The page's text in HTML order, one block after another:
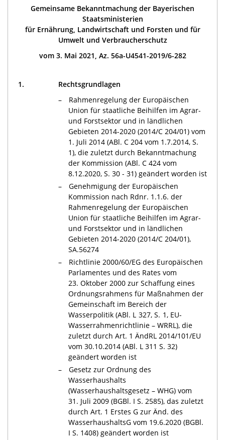
Gemeinsame Bekanntmachung der Bayerischen
Staatsministerien
für Ernährung, Landwirtschaft und Forsten und für
Umwelt und Verbraucherschutz
vom 3. Mai 2021, Az. 56a-U4541-2019/6-282
1.
Rechtsgrundlagen
Rahmenregelung der Europäischen
Union für staatliche Beihilfen im Agrar-
und Forstsektor und in ländlichen
Gebieten 2014-2020 (2014/C 204/01) vom
1. Juli 2014 (ABl. C 204 vom 1.7.2014, S.
1), die zuletzt durch Bekanntmachung
der Kommission (ABl. C 424 vom
8.12.2020, S. 30 - 31) geändert worden ist
Genehmigung der Europäischen
Kommission nach Rdnr. 1.1.6. der
Rahmenregelung der Europäischen
Union für staatliche Beihilfen im Agrar-
und Forstsektor und in ländlichen
Gebieten 2014-2020 (2014/C 204/01),
SA.56274
Richtlinie 2000/60/EG des Europäischen
Parlamentes und des Rates vom
23. Oktober 2000 zur Schaffung eines
Ordnungsrahmens für Maßnahmen der
Gemeinschaft im Bereich der
Wasserpolitik (ABl. L 327, S. 1, EU-
Wasserrahmenrichtlinie – WRRL), die
zuletzt durch Art. 1 ÄndRL 2014/101/EU
vom 30.10.2014 (ABl. L 311 S. 32)
geändert worden ist
Gesetz zur Ordnung des
Wasserhaushalts
(Wasserhaushaltsgesetz – WHG) vom
31. Juli 2009 (BGBl. I S. 2585), das zuletzt
durch Art. 1 Erstes G zur Änd. des
WasserhaushaltsG vom 19.6.2020 (BGBl.
I S. 1408) geändert worden ist